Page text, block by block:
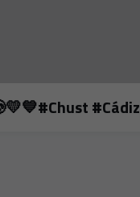
#Cádiz